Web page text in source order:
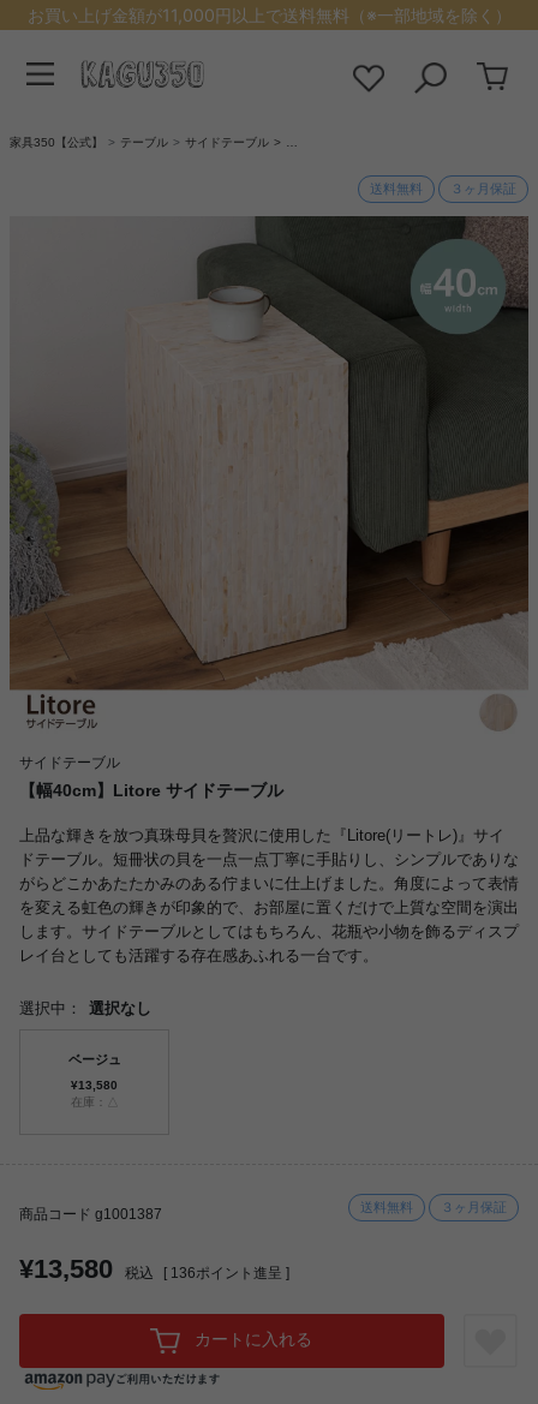
お買い上げ金額が11,000円以上で送料無料（※一部地域を除く）
家具350【公式】 テーブル サイドテーブル
送料無料 ３ヶ月保証
サイドテーブル
【幅40cm】Litore サイドテーブル
上品な輝きを放つ真珠母貝を贅沢に使用した『Litore(リートレ)』サイ
ドテーブル。短冊状の貝を一点一点丁寧に手貼りし、シンプルでありな
がらどこかあたたかみのある佇まいに仕上げました。角度によって表情
を変える虹色の輝きが印象的で、お部屋に置くだけで上質な空間を演出
します。サイドテーブルとしてはもちろん、花瓶や小物を飾るディスプ
レイ台としても活躍する存在感あふれる一台です。
選択中： 選択なし
ベージュ
¥13,580
在庫：△
商品コード g1001387 送料無料 ３ヶ月保証
¥13,580 税込 [ 136ポイント進呈 ]
カートに入れる